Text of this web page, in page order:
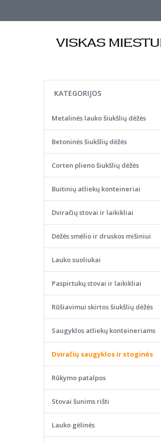
KATEGORIJOS
Metalinės lauko šiukšlių dėžės
Betoninės šiukšlių dėžės
Corten plieno šiukšlių dėžės
Buitinių atliekų konteineriai
Dviračių stovai ir laikikliai
Dėžės smėlio ir druskos mišiniui
Lauko suoliukai
Paspirtukų stovai ir laikikliai
Rūšiavimui skirtos šiukšlių dėžės
Saugyklos atliekų konteineriams
Dviračių saugyklos ir stoginės
Rūkymo patalpos
Stovai šunims rišti
Lauko gėlinės